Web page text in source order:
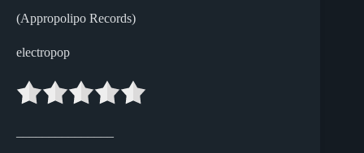
(Appropolipo Records)
electropop